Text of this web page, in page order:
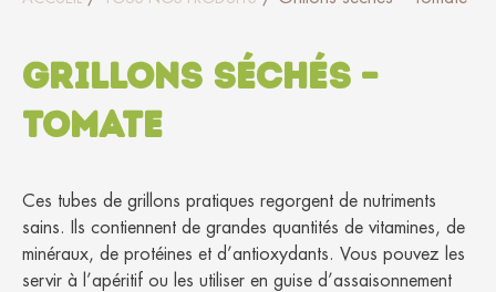
Grillons séchés –
Tomate
Ces tubes de grillons pratiques regorgent de nutriments
sains. Ils contiennent de grandes quantités de vitamines, de
minéraux, de protéines et d’antioxydants. Vous pouvez les
servir à l’apéritif ou les utiliser en guise d’assaisonnement